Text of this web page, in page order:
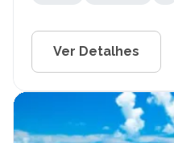
Ver Detalhes